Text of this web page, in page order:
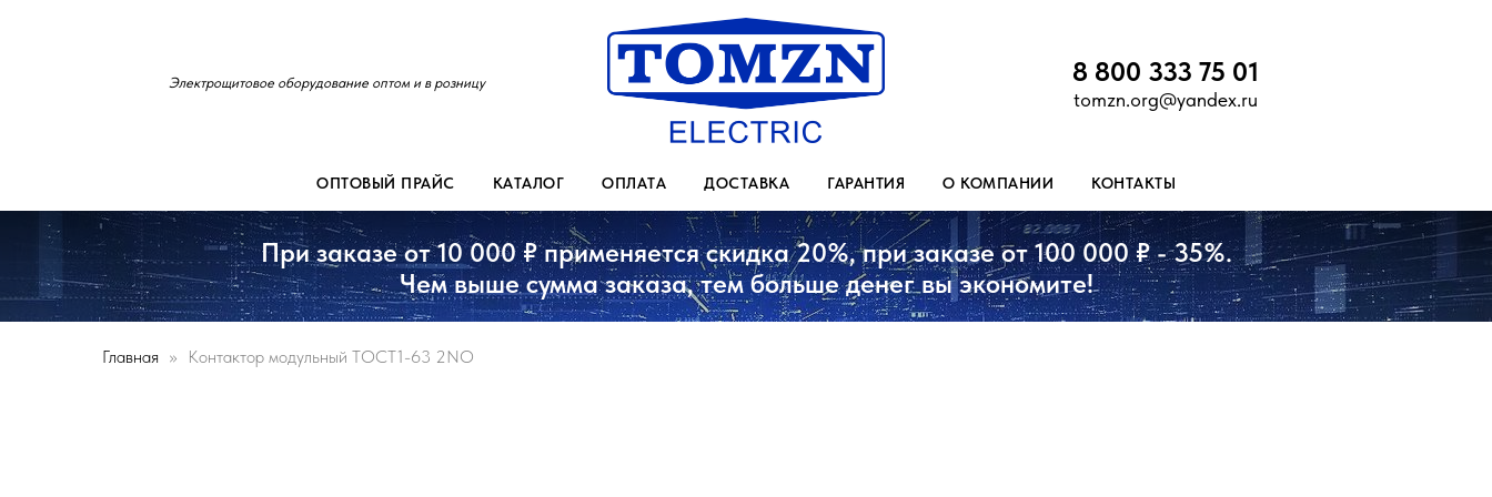
Электрощитовое оборудование оптом и в розницу 8 800 333 75 01
tomzn.org@yandex.ru
ОПТОВЫЙ ПРАЙС КАТАЛОГ ОПЛАТА ДОСТАВКА ГАРАНТИЯ О КОМПАНИИ КОНТАКТЫ
При заказе от 10 000 ₽ применяется скидка 20%, при заказе от 100 000 ₽ - 35%.
Чем выше сумма заказа, тем больше денег вы экономите!
Главная Контактор модульный TOCT1-63 2NO